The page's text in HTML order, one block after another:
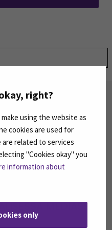
right?
using the website as
cookies are used for
related to services
"Cookies okay" you
information about
only
eri aiheista.
SEAMKin
tapahtumista ja
(AVAUTUU
MEDIASSA